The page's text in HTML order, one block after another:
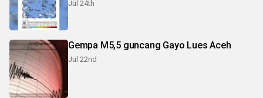
Jul 24th
Gempa M5,5 guncang Gayo Lues Aceh
Jul 22nd